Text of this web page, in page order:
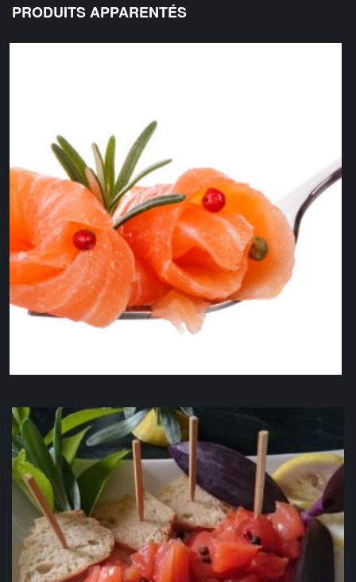
PRODUITS APPARENTÉS
Carpaccio de Saumon fumé BIO élaboré aux 3
baies bio